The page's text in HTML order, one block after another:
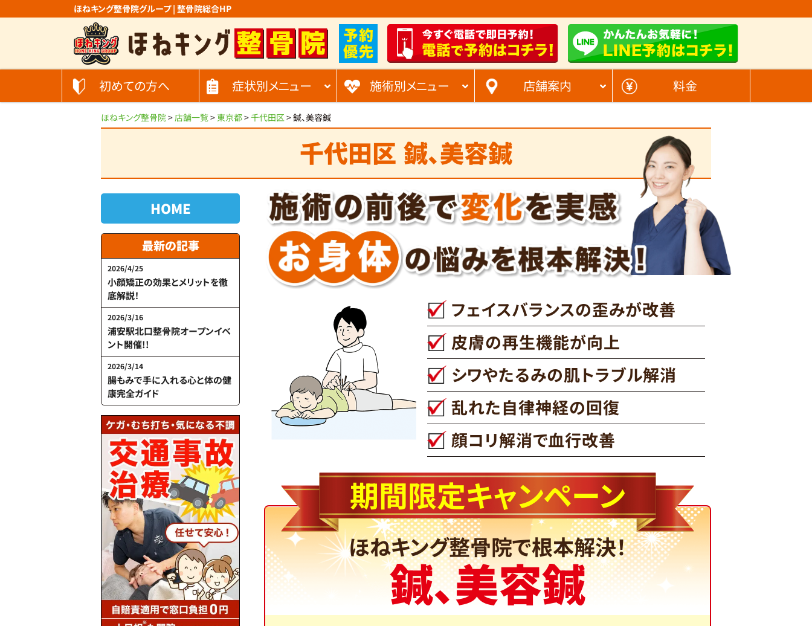
ほねキング整骨院グループ | 整骨院総合HP
初めての方へ 症状別メニュー 施術別メニュー 店舗案内 料金
ほねキング整骨院>店舗一覧> 東京都>千代田区>鍼、美容鍼
千代田区 鍼、美容鍼
フェイスバランスの歪みが改善
皮膚の再生機能が向上
シワやたるみの肌トラブル解消
乱れた自律神経の回復
顔コリ解消で血行改善
期間限定キャンペーン
ほねキング整骨院で根本解決！
鍼、美容鍼
HOME
最新の記事
2026/4/25
小顔矯正の効果とメリットを徹
底解説！
2026/3/16
浦安駅北口整骨院オープンイベ
ント開催!!
2026/3/14
腸もみで手に入れる心と体の健
康完全ガイド